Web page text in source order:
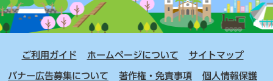
ご利用ガイド ホームページについて サイトマップ
バナー広告募集について 著作権・免責事項 個人情報保護